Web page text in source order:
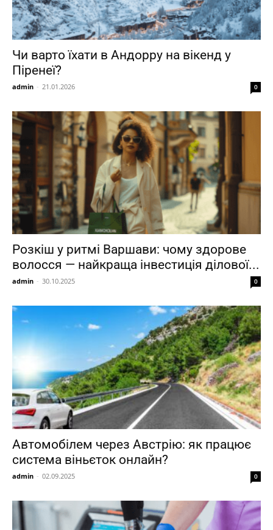
Чи варто їхати в Андорру на вікенд у
Піренеї?
admin - 21.01.2026 0
Розкіш у ритмі Варшави: чому здорове
волосся — найкраща інвестиція ділової...
admin - 30.10.2025 0
Автомобілем через Австрію: як працює
система віньєток онлайн?
admin - 02.09.2025 0